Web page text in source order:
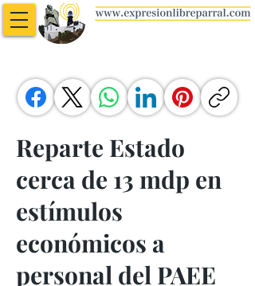
Reparte Estado
cerca de 13 mdp en
estímulos
económicos a
personal del PAEE